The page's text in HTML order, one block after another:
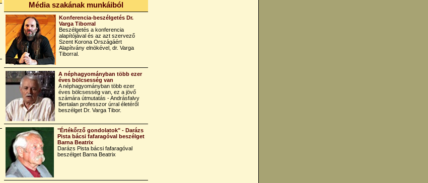
Média szakának munkáiból
Konferencia-beszélgetés Dr.
Varga Tiborral
Beszélgetés a konferencia
alapítójával és az azt szervező
Szent Korona Országáért
Alapítvány elnökével, dr. Varga
Tiborral.
A néphagyományban több ezer
éves bölcsesség van
A néphagyományban több ezer
éves bölcsesség van, ez a jövő
számára útmutatás - Andrásfalvy
Bertalan professzor úrral életéről
beszélget Dr. Varga Tibor.
"Értékőrző gondolatok" - Darázs
Pista bácsi fafaragóval beszélget
Barna Beatrix
Darázs Pista bácsi fafaragóval
beszélget Barna Beatrix